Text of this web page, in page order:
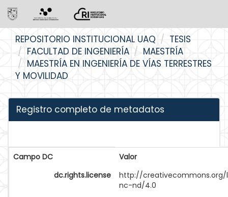
navigation
REPOSITORIO INSTITUCIONAL UAQ
TESIS
FACULTAD DE INGENIERÍA
MAESTRÍA
MAESTRÍA EN INGENIERÍA DE VÍAS TERRESTRES
Y MOVILIDAD
Registro completo de metadatos
Campo DC
Valor
dc.rights.license
http://
nc-nd/4.0